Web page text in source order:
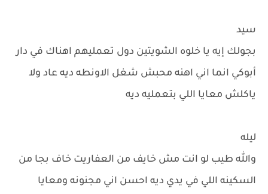
سيد
بجولك إيه يا خلوه الشويتين دول تعمليهم اهناك في دار
أبوكي انما اني اهنه محبش شغل الاونطه ديه عاد ولا
ياكلش معايا اللي بتعمليه ديه
ليله
والله طيب لو انت مش خايف من العفاريت خاف بجا من
السكينه اللي في يدي ديه احسن اني مجنونه ومعايا